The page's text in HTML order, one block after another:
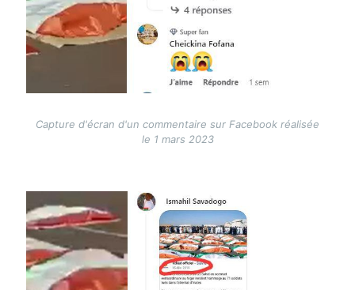
Capture d'écran d'un commentaire sur Facebook réalisée
le 1 mars 2023